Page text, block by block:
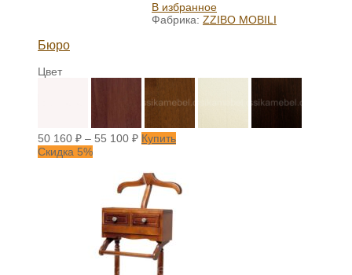
В избранное
Фабрика: ZZIBO MOBILI
Бюро
Цвет
50 160 ₽ – 55 100 ₽ Купить
Скидка 5%